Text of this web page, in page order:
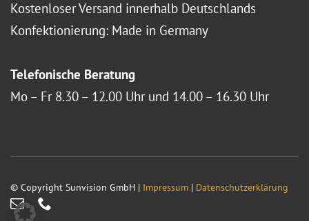
Kostenloser Versand innerhalb Deutschlands
Konfektionierung: Made in Germany
Telefonische Beratung
Mo – Fr 8.30 – 12.00 Uhr und 14.00 – 16.30 Uhr
© Copyright Sunvision GmbH | Impressum | Datenschutzerklärung